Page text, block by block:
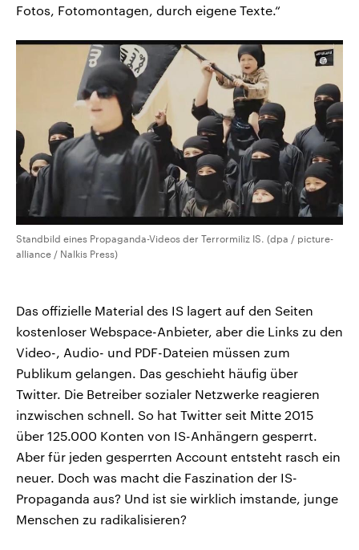
Fotos, Fotomontagen, durch eigene Texte.“
Standbild eines Propaganda-Videos der Terrormiliz IS. (dpa / picture-
alliance / Nalkis Press)
Das offizielle Material des IS lagert auf den Seiten
kostenloser Webspace-Anbieter, aber die Links zu den
Video-, Audio- und PDF-Dateien müssen zum
Publikum gelangen. Das geschieht häufig über
Twitter. Die Betreiber sozialer Netzwerke reagieren
inzwischen schnell. So hat Twitter seit Mitte 2015
über 125.000 Konten von IS-Anhängern gesperrt.
Aber für jeden gesperrten Account entsteht rasch ein
neuer. Doch was macht die Faszination der IS-
Propaganda aus? Und ist sie wirklich imstande, junge
Menschen zu radikalisieren?